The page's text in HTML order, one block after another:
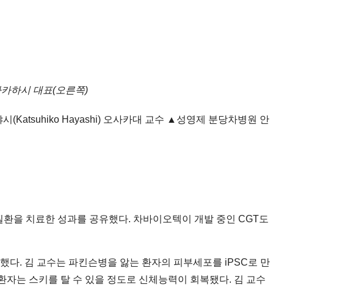
하시 대표(오른쪽)
(Katsuhiko Hayashi) 오사카대 교수 ▲성영제 분당차병원 안
을 치료한 성과를 공유했다. 차바이오텍이 개발 중인 CGT도
다. 김 교수는 파킨슨병을 앓는 환자의 피부세포를 iPSC로 만
는 스키를 탈 수 있을 정도로 신체능력이 회복됐다. 김 교수